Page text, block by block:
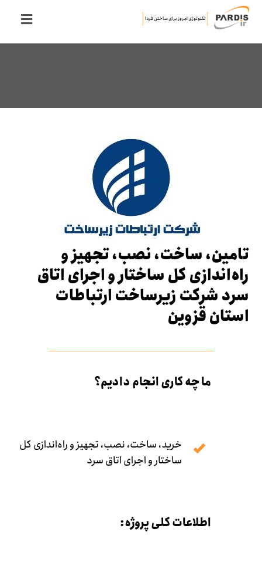
تکنولوژی امروز برای ساختن فردا
تامین، ساخت، نصب، تجهیز و
راه‌اندازی کل ساختار و اجرای اتاق
سرد شرکت زیرساخت ارتباطات
استان قزوین
ما چه کاری انجام دادیم؟
خرید، ساخت، نصب، تجهیز و راه‌اندازی کل
ساختار و اجرای اتاق سرد
اطلاعات کلی پروژه: